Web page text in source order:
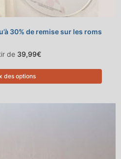
30% de remise sur les roms
de 39,99€
des options